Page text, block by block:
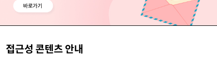
접근성 콘텐츠 안내